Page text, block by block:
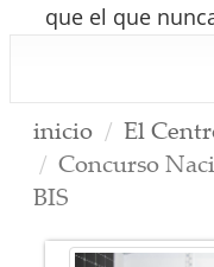
que el que
inicio
El
Concurso
BIS